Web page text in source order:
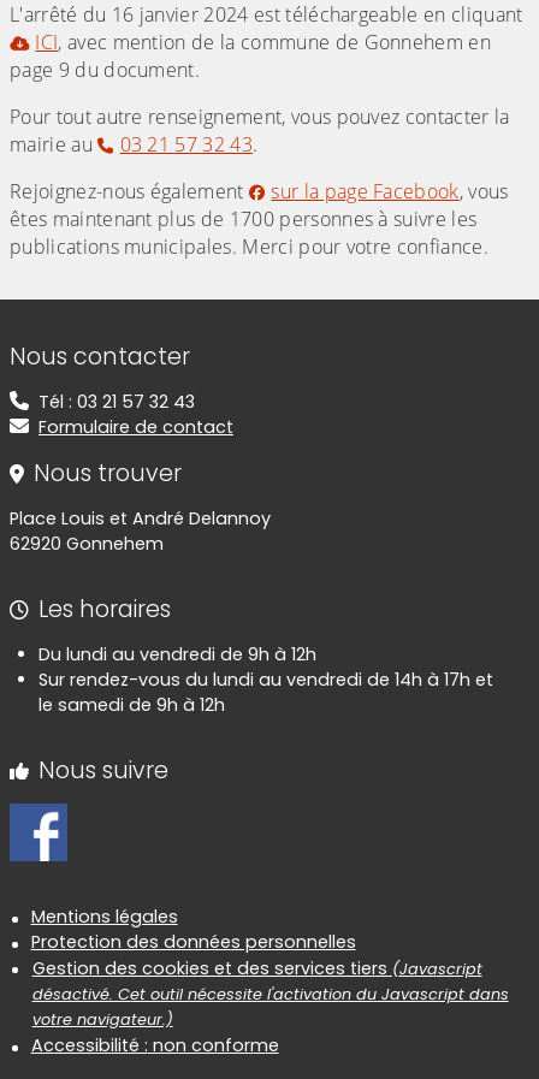
L'arrêté du 16 janvier 2024 est téléchargeable en cliquant
ICI, avec mention de la commune de Gonnehem en
page 9 du document.
Pour tout autre renseignement, vous pouvez contacter la
mairie au
03 21 57 32 43.
Rejoignez-nous également
sur la page Facebook, vous
êtes maintenant plus de 1700 personnes à suivre les
publications municipales. Merci pour votre confiance.
Informations de contact
Nous contacter
Tél : 03 21 57 32 43
Formulaire de contact
Nous trouver
Place Louis et André Delannoy
62920 Gonnehem
Les horaires
Du lundi au vendredi de 9h à 12h
Sur rendez-vous du lundi au vendredi de 14h à 17h et
le samedi de 9h à 12h
Nous suivre
Informations réglementaires
Mentions légales
Protection des données personnelles
Gestion des cookies et des services tiers (Javascript
désactivé. Cet outil nécessite l'activation du Javascript dans
votre navigateur.)
Accessibilité : non conforme